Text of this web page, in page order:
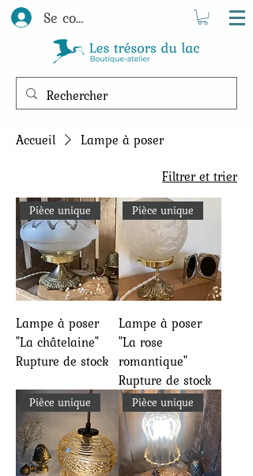
Se connecter
Accueil
Lampe à poser
Filtrer et trier
Pièce unique
Lampe à poser
"La châtelaine"
Rupture de stock
Pièce unique
Lampe à poser
"La rose
romantique"
Rupture de stock
Pièce unique Pièce unique